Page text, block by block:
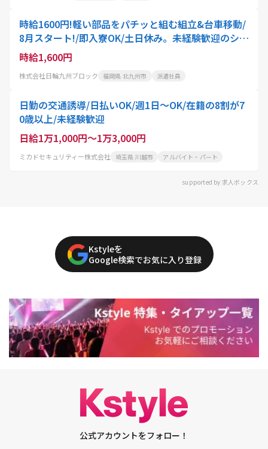
時給1600円!軽い部品をパチッと組む組立&台車移動/
8月スタート!/即入寮OK/土日休み。未経験歓迎のシン
プルワークで月収32万円以上可能。北九州市八幡西
区で新生活を始めよう
時給1,600円
株式会社日輪九州ブロック 福岡県 北九州市 派遣社員
日勤の交通誘導/日払いOK/週1日～OK/在籍の8割が7
0歳以上/未経験歓迎
日給1万1,000円～1万3,000円
ミカドセキュリティー株式会社 埼玉県 川越市 アルバイト・パート
supported by 求人ボックス
Kstyleを
Google検索でお気に入り登録
公式アカウントをフォロー！